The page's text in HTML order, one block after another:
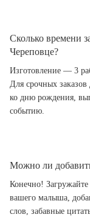
Сколько времени
Череповце?
Изготовление — 3
Для срочных заказов
ко дню рождения,
событию.
Можно ли
Конечно!
вашего малыша,
слов, забавные